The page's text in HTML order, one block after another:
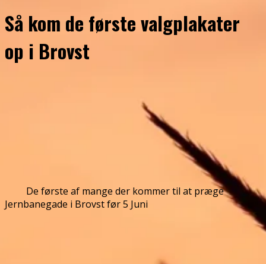
Så kom de første valgplakater
op i Brovst
De første af mange der kommer til at præge
Jernbanegade i Brovst før 5 Juni